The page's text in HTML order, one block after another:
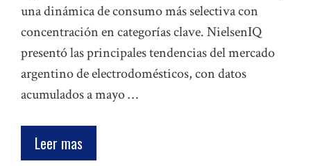
una dinámica de consumo más selectiva con
concentración en categorías clave. NielsenIQ
presentó las principales tendencias del mercado
argentino de electrodomésticos, con datos
acumulados a mayo …
Leer mas